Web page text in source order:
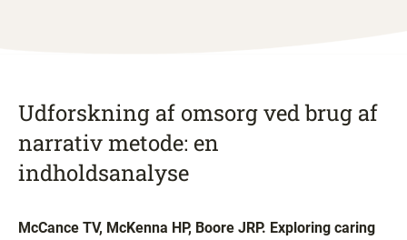
Udforskning af omsorg ved brug af
narrativ metode: en
indholdsanalyse
McCance TV, McKenna HP, Boore JRP. Exploring caring